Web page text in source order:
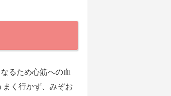
るため心筋への血
く行かず、みぞお